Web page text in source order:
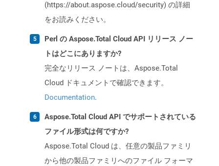
(https://about.aspose.cloud/security) の詳細
をお読みください。
Perl の Aspose.Total Cloud API リリース ノー
トはどこにありますか?
完全なリリース ノートは、Aspose.Total
Cloud ドキュメントで確認できます。
Documentation.
Aspose.Total Cloud API でサポートされている
ファイル形式は何ですか?
Aspose.Total Cloud は、任意の製品ファミリ
から他の製品ファミリへのファイル フォーマ